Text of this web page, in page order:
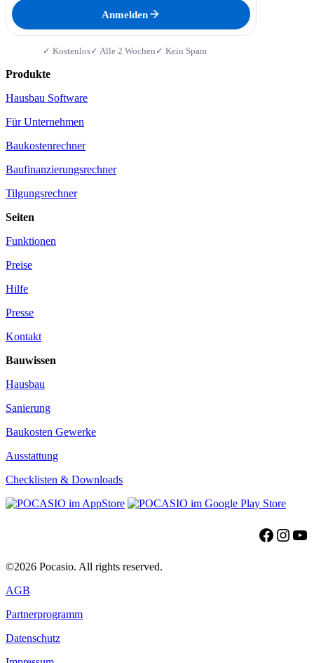
Anmelden
✓ Kostenlos✓ Alle 2 Wochen ✓ Kein Spam
Produkte
Hausbau Software
Für Unternehmen
Baukostenrechner
Baufinanzierungsrechner
Tilgungsrechner
Seiten
Funktionen
Preise
Hilfe
Presse
Kontakt
Bauwissen
Hausbau
Sanierung
Baukosten Gewerke
Ausstattung
Checklisten & Downloads
©2026 Pocasio. All rights reserved.
AGB
Partnerprogramm
Datenschutz